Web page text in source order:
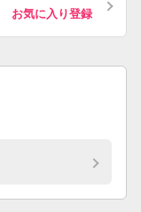
お気に入り登録